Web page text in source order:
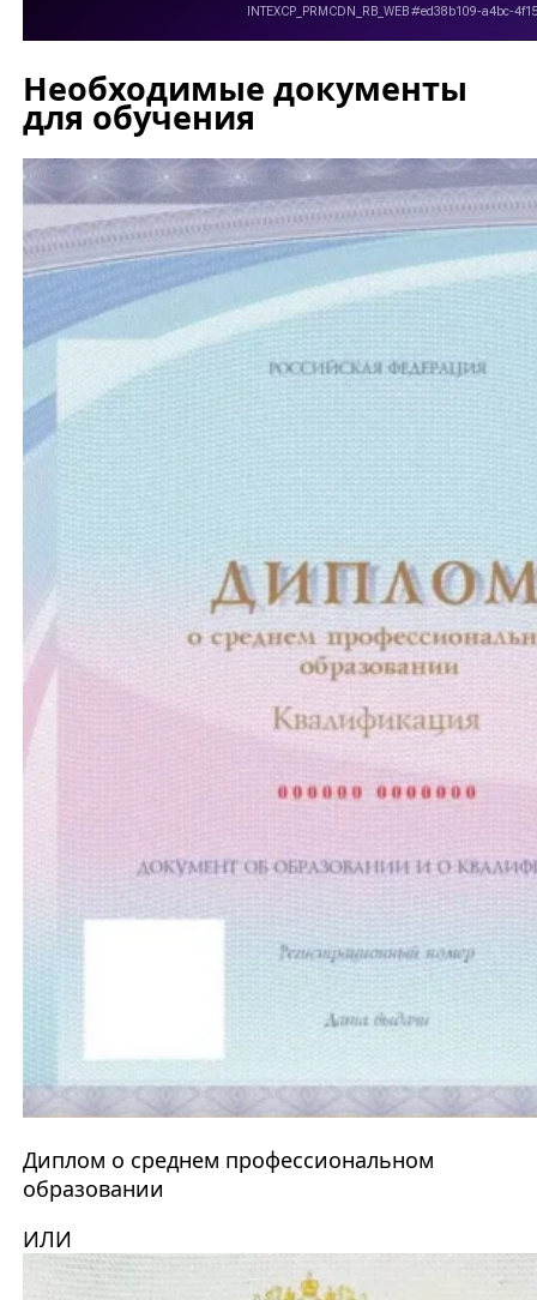
Необходимые документы
для обучения
Диплом о среднем профессиональном
образовании
ИЛИ